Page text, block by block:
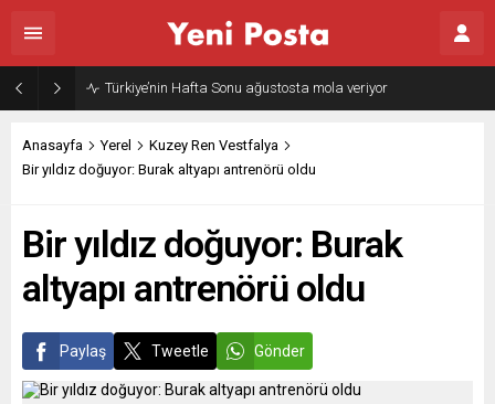
Türkiye’nin Hafta Sonu ağustosta mola veriyor
Anasayfa Yerel
Kuzey Ren Vestfalya
Bir yıldız doğuyor: Burak altyapı antrenörü oldu
Bir yıldız doğuyor: Burak
altyapı antrenörü oldu
Paylaş Tweetle Gönder